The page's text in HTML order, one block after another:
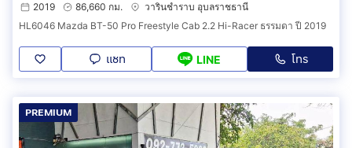
2019
86,660 กม.
วารินชำราบ อุบลราชธานี
HL6046 Mazda BT-50 Pro Freestyle Cab 2.2 Hi-Racer ธรรมดา ปี 2019
แชท LINE โทร
PREMIUM